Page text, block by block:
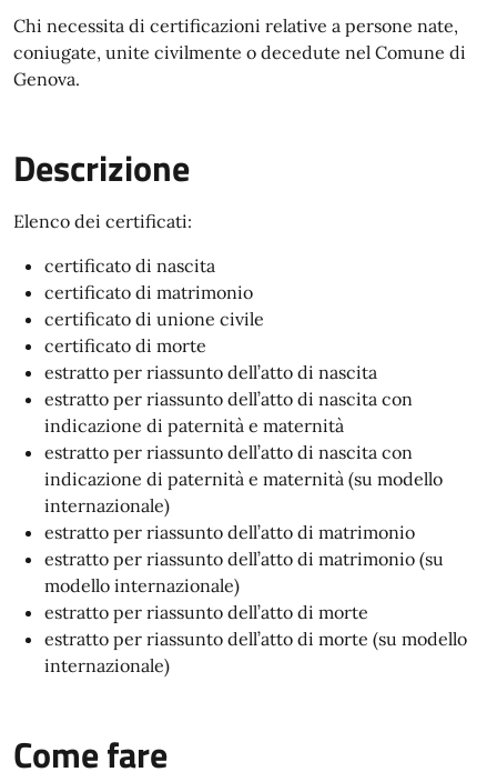
Chi necessita di certificazioni relative a persone nate,
coniugate, unite civilmente o decedute nel Comune di
Genova.
Descrizione
Elenco dei certificati:
certificato di nascita
certificato di matrimonio
certificato di unione civile
certificato di morte
estratto per riassunto dell’atto di nascita
estratto per riassunto dell’atto di nascita con
indicazione di paternità e maternità
estratto per riassunto dell’atto di nascita con
indicazione di paternità e maternità (su modello
internazionale)
estratto per riassunto dell’atto di matrimonio
estratto per riassunto dell’atto di matrimonio (su
modello internazionale)
estratto per riassunto dell’atto di morte
estratto per riassunto dell’atto di morte (su modello
internazionale)
Come fare